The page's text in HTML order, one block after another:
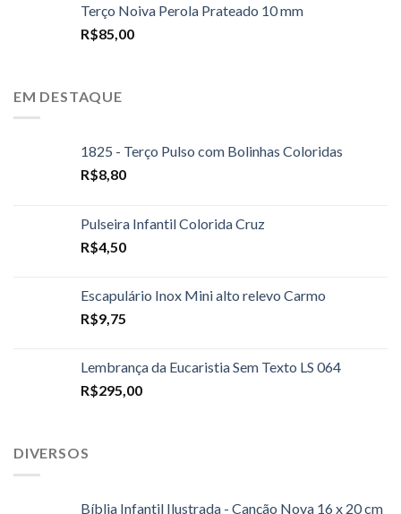
Terço Noiva Perola Prateado 10 mm
R$85,00
EM DESTAQUE
1825 - Terço Pulso com Bolinhas Coloridas
R$8,80
Pulseira Infantil Colorida Cruz
R$4,50
Escapulário Inox Mini alto relevo Carmo
R$9,75
Lembrança da Eucaristia Sem Texto LS 064
R$295,00
DIVERSOS
Bíblia Infantil Ilustrada - Canção Nova 16 x 20 cm